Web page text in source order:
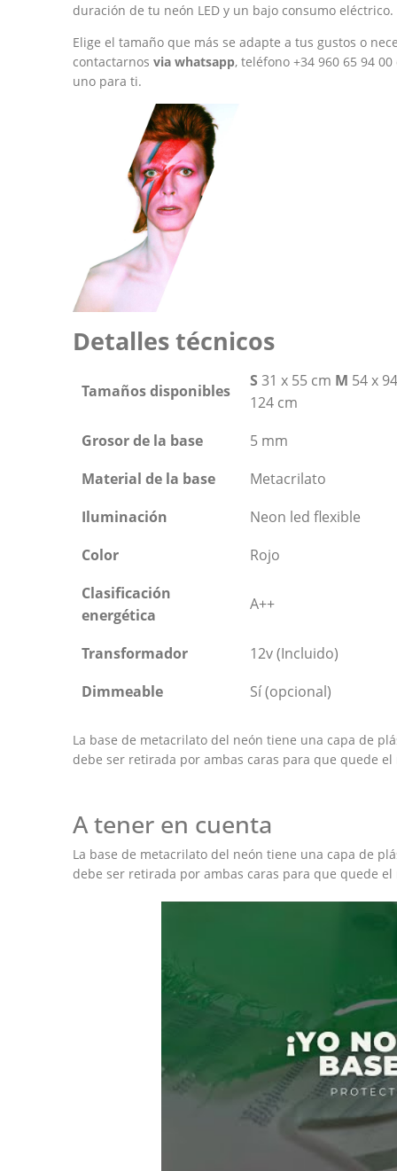
duración de tu neón LED y un bajo consumo eléctrico.
Elige el tamaño que más se adapte a tus gustos o
contactarnos via whatsapp, teléfono +34 960 65 94
uno para ti.
Detalles técnicos
Tamaños disponibles
S 31 x 55 cm M 54 x
124 cm
Grosor de la base
5 mm
Material de la base
Metacrilato
Iluminación
Neon led flexible
Color
Rojo
Clasificación
energética
A++
Transformador
12v (Incluido)
Dimmeable
Sí (opcional)
La base de metacrilato del neón tiene una capa de
debe ser retirada por ambas caras para que quede
A tener en cuenta
La base de metacrilato del neón tiene una capa de
debe ser retirada por ambas caras para que quede